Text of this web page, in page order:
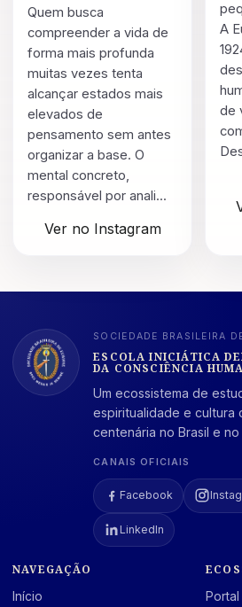
Quem busca
compreender a vida de
forma mais profunda
muitas vezes tenta
alcançar estados mais
elevados de
pensamento sem antes
organizar a base. O
mental concreto,
responsável por anali...
Ver no Instagram
A
de
SOCIEDADE BRASILEIRA
ESCOLA INICIÁTICA
DA CONSCIÊNCIA
Um ecossistema de
espiritualidade e cultura
centenária no Brasil e no
CANAIS OFICIAIS
Facebook
LinkedIn
NAVEGAÇÃO
Início